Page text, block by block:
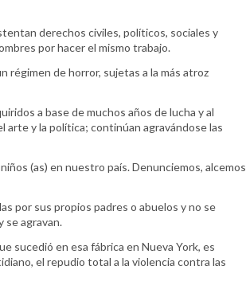
derechos civiles, políticos, sociales y
por hacer el mismo trabajo.
régimen de horror, sujetas a la más atroz
a base de muchos años de lucha y al
arte y la política; continúan agravándose las
(as) en nuestro país. Denunciemos, alcemos
por sus propios padres o abuelos y no se
se agravan.
sucedió en esa fábrica en Nueva York, es
el repudio total a la violencia contra las